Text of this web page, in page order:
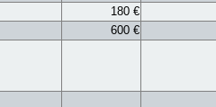
180 €
600 €